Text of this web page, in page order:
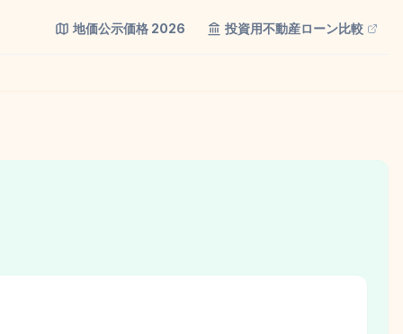
地価公示価格 2026 投資用不動産ローン比較